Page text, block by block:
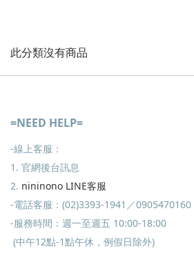
此分類沒有商品
=NEED HELP=
-線上客服：
1. 官網後台訊息
2. nininono LINE客服
-電話客服：(02)3393-1941／0905470160
-服務時間：週一至週五 10:00-18:00
(中午12點-1點午休，例假日除外)